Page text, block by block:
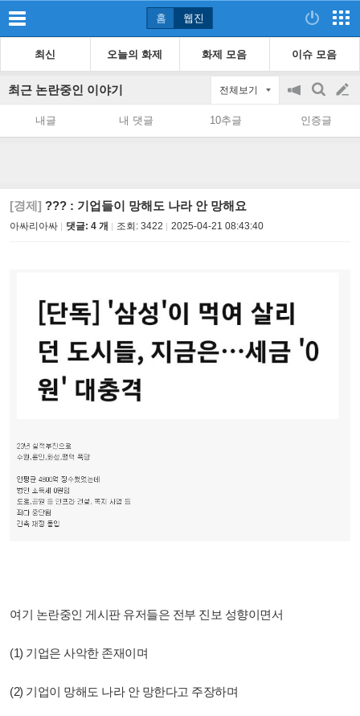
홈 웹진
최신 오늘의 화제 화제 모음 이슈 모음
최근 논란중인 이야기 전체보기
공
on/off
검
색
글
쓰
내글 내 댓글 10추글 인증글
[경제] ??? : 기업들이 망해도 나라 안 망해요
아싸리아싸 댓글: 4 개 조회: 3422 2025-04-21 08:43:40
여기 논란중인 게시판 유저들은 전부 진보 성향이면서
(1) 기업은 사악한 존재이며
(2) 기업이 망해도 나라 안 망한다고 주장하며